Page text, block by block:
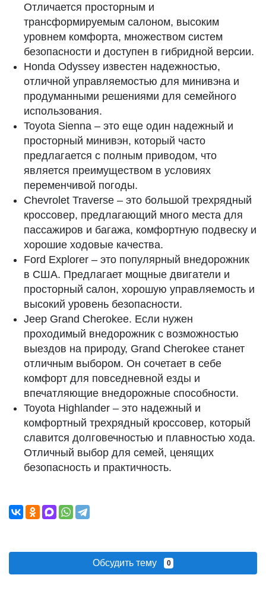
Отличается просторным и
трансформируемым салоном, высоким
уровнем комфорта, множеством систем
безопасности и доступен в гибридной версии.
Honda Odyssey известен надежностью,
отличной управляемостью для минивэна и
продуманными решениями для семейного
использования.
Toyota Sienna – это еще один надежный и
просторный минивэн, который часто
предлагается с полным приводом, что
является преимуществом в условиях
переменчивой погоды.
Chevrolet Traverse – это большой трехрядный
кроссовер, предлагающий много места для
пассажиров и багажа, комфортную подвеску и
хорошие ходовые качества.
Ford Explorer – это популярный внедорожник
в США. Предлагает мощные двигатели и
просторный салон, хорошую управляемость и
высокий уровень безопасности.
Jeep Grand Cherokee. Если нужен
проходимый внедорожник с возможностью
выездов на природу, Grand Cherokee станет
отличным выбором. Он сочетает в себе
комфорт для повседневной езды и
впечатляющие внедорожные способности.
Toyota Highlander – это надежный и
комфортный трехрядный кроссовер, который
славится долговечностью и плавностью хода.
Отличный выбор для семей, ценящих
безопасность и практичность.
Обсудить тему 0